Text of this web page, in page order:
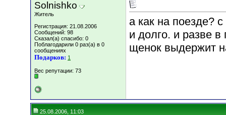
Solnishko
Житель
Регистрация: 21.08.2006
Сообщений: 98
Сказал(а) спасибо: 0
Поблагодарили 0 раз(а) в 0
сообщениях
Подарков: 1
Вес репутации: 73
а как на поезде?
и долго. и разве
щенок выдержит
25.08.2006, 11:03